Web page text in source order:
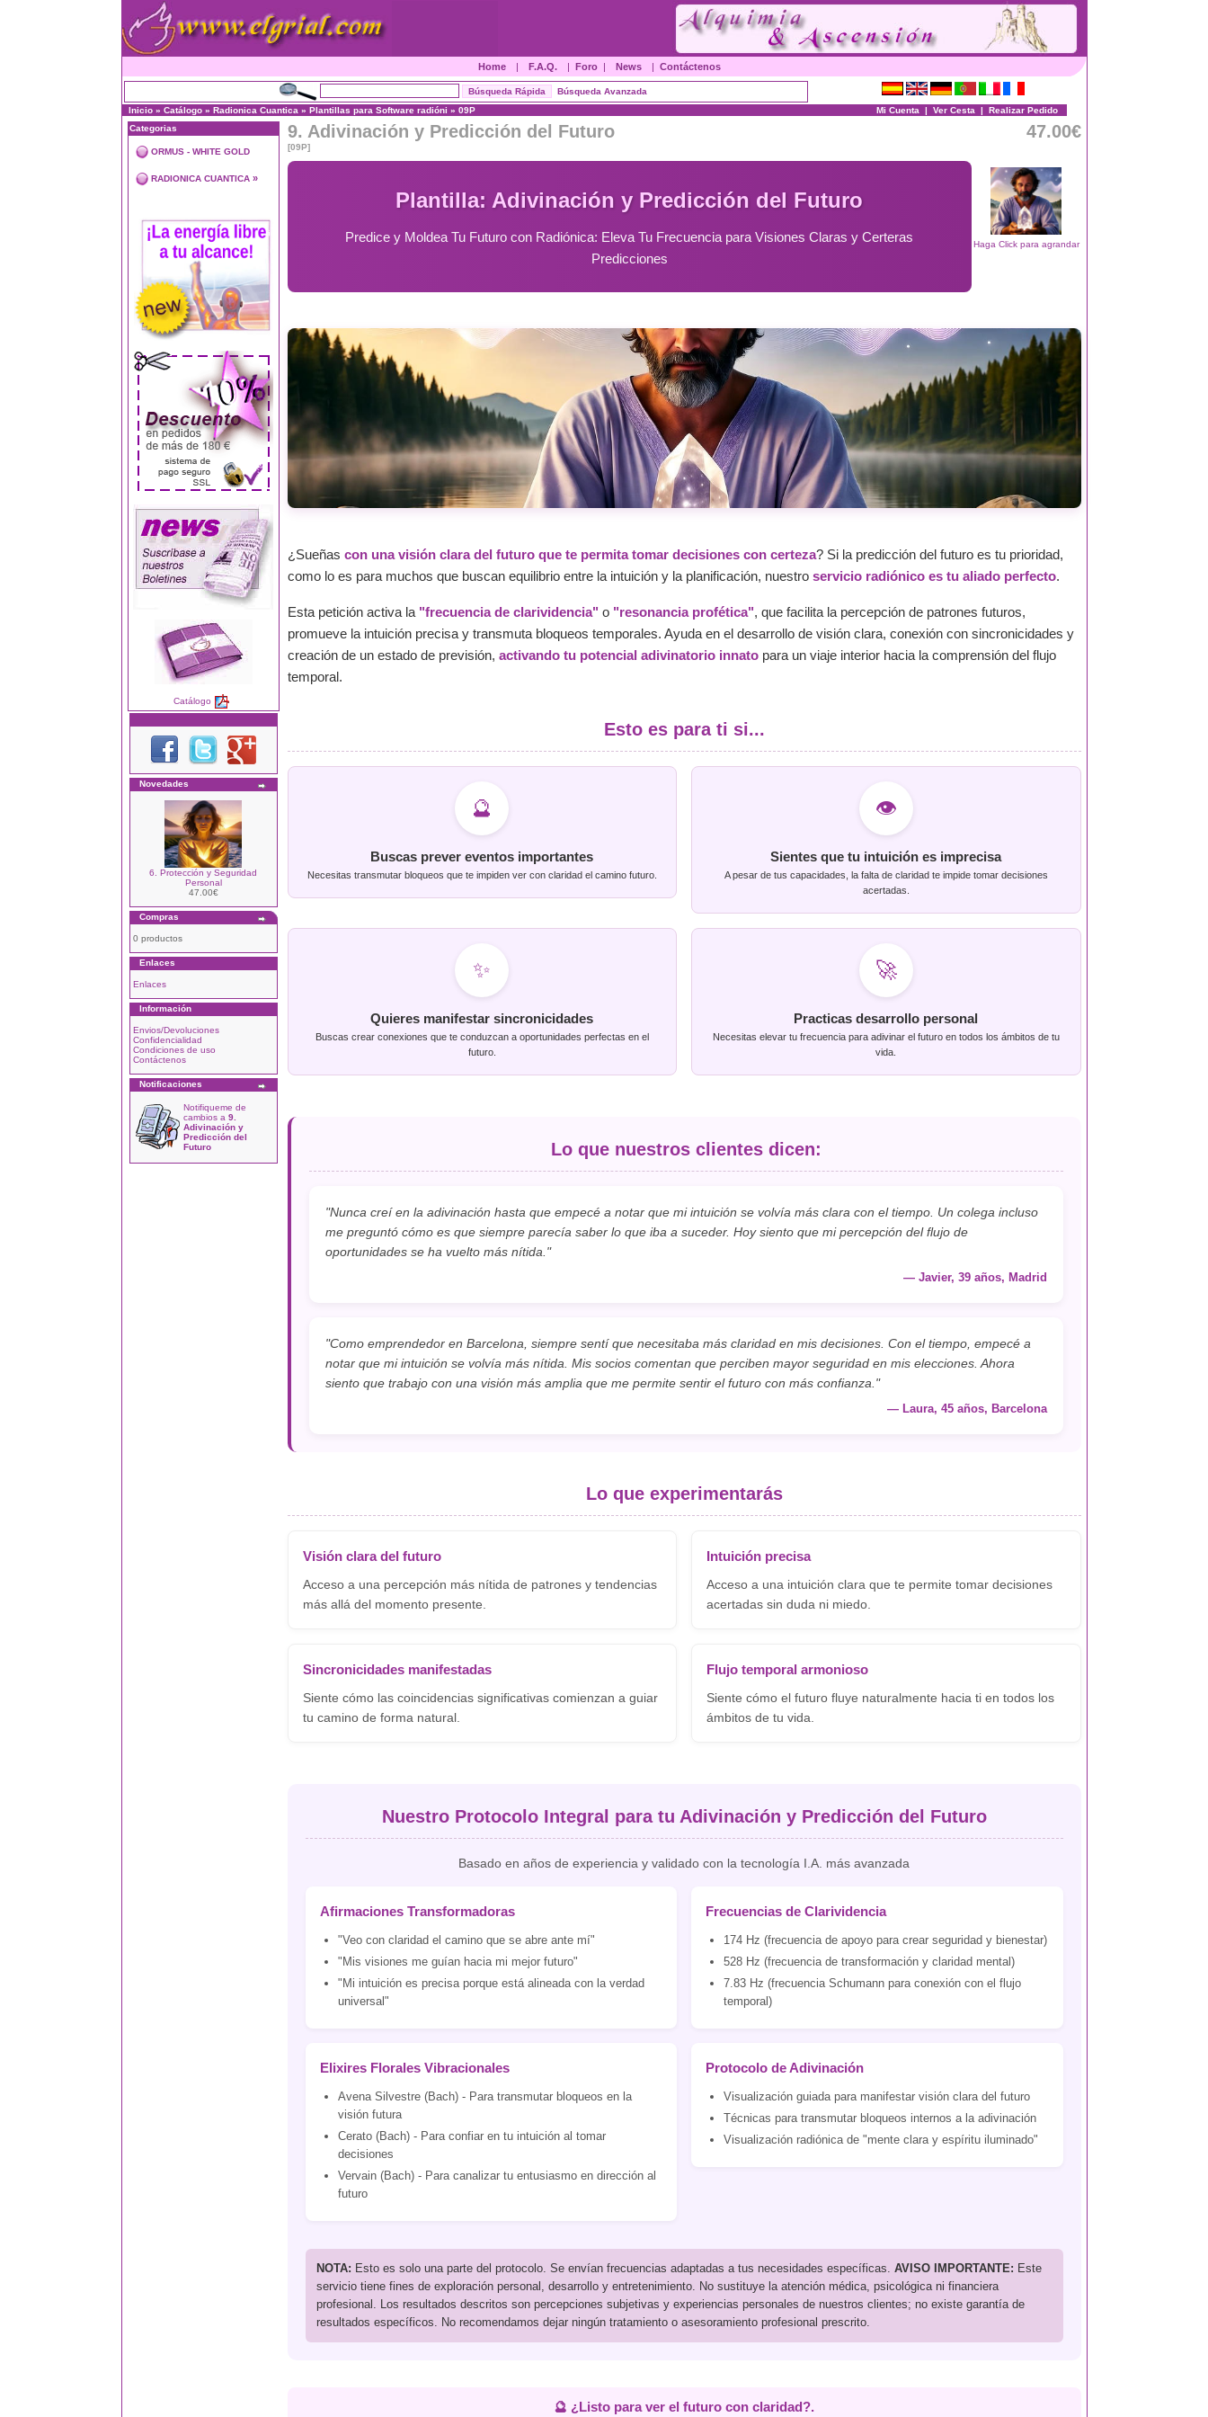
Home | F.A.Q. | Foro| News | Contáctenos
Búsqueda Avanzada
Inicio» Catálogo» Radionica Cuantica » Plantillas para Software radióni » 09P Mi Cuenta | Ver Cesta | Realizar Pedido
Categorias
ORMUS - WHITE GOLD
RADIONICA CUANTICA»
Catálogo
Novedades
6. Protección y Seguridad
Personal
47.00€
Compras
0 productos
Enlaces
Enlaces
Información
Envios/Devoluciones
Confidencialidad
Condiciones de uso
Contáctenos
Notificaciones
Notifiqueme de
cambios a 9.
Adivinación y
Predicción del
Futuro
9. Adivinación y Predicción del Futuro
[09P]
47.00€
Haga Click para agrandar
Plantilla: Adivinación y Predicción del Futuro
Predice y Moldea Tu Futuro con Radiónica: Eleva Tu Frecuencia para Visiones Claras y Certeras
Predicciones
¿Sueñas con una visión clara del futuro que te permita tomar decisiones con certeza? Si la predicción del futuro es tu prioridad,
como lo es para muchos que buscan equilibrio entre la intuición y la planificación, nuestro servicio radiónico es tu aliado perfecto.
Esta petición activa la "frecuencia de clarividencia" o "resonancia profética", que facilita la percepción de patrones futuros,
promueve la intuición precisa y transmuta bloqueos temporales. Ayuda en el desarrollo de visión clara, conexión con sincronicidades y
creación de un estado de previsión, activando tu potencial adivinatorio innatopara un viaje interior hacia la comprensión del flujo
temporal.
Esto es para ti si...
🔮
Buscas prever eventos importantes
Necesitas transmutar bloqueos que te impiden ver con claridad el camino futuro.
👁️
Sientes que tu intuición es imprecisa
A pesar de tus capacidades, la falta de claridad te impide tomar decisiones
acertadas.
✨
Quieres manifestar sincronicidades
Buscas crear conexiones que te conduzcan a oportunidades perfectas en el
futuro.
🚀
Practicas desarrollo personal
Necesitas elevar tu frecuencia para adivinar el futuro en todos los ámbitos de tu
vida.
Lo que nuestros clientes dicen:
"Nunca creí en la adivinación hasta que empecé a notar que mi intuición se volvía más clara con el tiempo. Un colega incluso
me preguntó cómo es que siempre parecía saber lo que iba a suceder. Hoy siento que mi percepción del flujo de
oportunidades se ha vuelto más nítida."
— Javier, 39 años, Madrid
"Como emprendedor en Barcelona, siempre sentí que necesitaba más claridad en mis decisiones. Con el tiempo, empecé a
notar que mi intuición se volvía más nítida. Mis socios comentan que perciben mayor seguridad en mis elecciones. Ahora
siento que trabajo con una visión más amplia que me permite sentir el futuro con más confianza."
— Laura, 45 años, Barcelona
Lo que experimentarás
Visión clara del futuro
Acceso a una percepción más nítida de patrones y tendencias
más allá del momento presente.
Intuición precisa
Acceso a una intuición clara que te permite tomar decisiones
acertadas sin duda ni miedo.
Sincronicidades manifestadas
Siente cómo las coincidencias significativas comienzan a guiar
tu camino de forma natural.
Flujo temporal armonioso
Siente cómo el futuro fluye naturalmente hacia ti en todos los
ámbitos de tu vida.
Nuestro Protocolo Integral para tu Adivinación y Predicción del Futuro
Basado en años de experiencia y validado con la tecnología I.A. más avanzada
Afirmaciones Transformadoras
"Veo con claridad el camino que se abre ante mí"
"Mis visiones me guían hacia mi mejor futuro"
"Mi intuición es precisa porque está alineada con la verdad
universal"
Frecuencias de Clarividencia
174 Hz (frecuencia de apoyo para crear seguridad y bienestar)
528 Hz (frecuencia de transformación y claridad mental)
7.83 Hz (frecuencia Schumann para conexión con el flujo
temporal)
Elixires Florales Vibracionales
Avena Silvestre (Bach) - Para transmutar bloqueos en la
visión futura
Cerato (Bach) - Para confiar en tu intuición al tomar
decisiones
Vervain (Bach) - Para canalizar tu entusiasmo en dirección al
futuro
Protocolo de Adivinación
Visualización guiada para manifestar visión clara del futuro
Técnicas para transmutar bloqueos internos a la adivinación
Visualización radiónica de "mente clara y espíritu iluminado"
NOTA: Esto es solo una parte del protocolo. Se envían frecuencias adaptadas a tus necesidades específicas. AVISO IMPORTANTE: Este
servicio tiene fines de exploración personal, desarrollo y entretenimiento. No sustituye la atención médica, psicológica ni financiera
profesional. Los resultados descritos son percepciones subjetivas y experiencias personales de nuestros clientes; no existe garantía de
resultados específicos. No recomendamos dejar ningún tratamiento o asesoramiento profesional prescrito.
🔮 ¿Listo para ver el futuro con claridad?.